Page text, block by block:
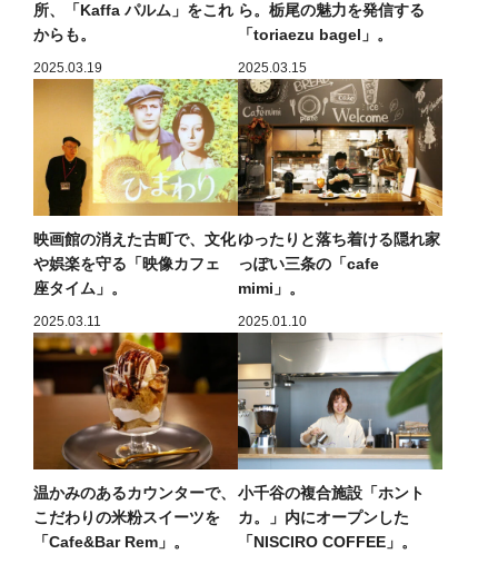
所、「Kaffa パルム」をこれ
からも。
2025.03.19
ら。栃尾の魅力を発信する
「toriaezu bagel」。
2025.03.15
映画館の消えた古町で、文化
や娯楽を守る「映像カフェ
座タイム」。
2025.03.11
ゆったりと落ち着ける隠れ家
っぽい三条の「cafe
mimi」。
2025.01.10
温かみのあるカウンターで、
こだわりの米粉スイーツを
「Cafe&Bar Rem」。
小千谷の複合施設「ホント
カ。」内にオープンした
「NISCIRO COFFEE」。